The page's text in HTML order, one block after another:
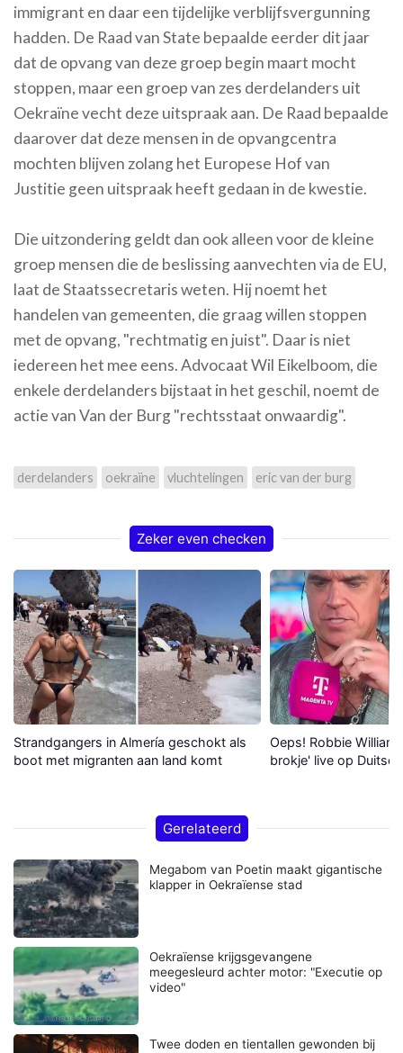
immigrant en daar een tijdelijke verblijfsvergunning
hadden. De Raad van State bepaalde eerder dit jaar
dat de opvang van deze groep begin maart mocht
stoppen, maar een groep van zes derdelanders uit
Oekraïne vecht deze uitspraak aan. De Raad bepaalde
daarover dat deze mensen in de opvangcentra
mochten blijven zolang het Europese Hof van
Justitie geen uitspraak heeft gedaan in de kwestie.
Die uitzondering geldt dan ook alleen voor de kleine
groep mensen die de beslissing aanvechten via de EU,
laat de Staatssecretaris weten. Hij noemt het
handelen van gemeenten, die graag willen stoppen
met de opvang, "rechtmatig en juist". Daar is niet
iedereen het mee eens. Advocaat Wil Eikelboom, die
enkele derdelanders bijstaat in het geschil, noemt de
actie van Van der Burg "rechtsstaat onwaardig".
derdelanders oekraïne vluchtelingen eric van der burg
Zeker even checken
Strandgangers in Almería geschokt als
boot met migranten aan land komt
Oeps! Robbie
brokje' live op Duitse
Gerelateerd
Megabom van Poetin maakt gigantische
klapper in Oekraïense stad
Oekraïense krijgsgevangene
meegesleurd achter motor: "Executie op
video"
Twee doden en tientallen gewonden bij